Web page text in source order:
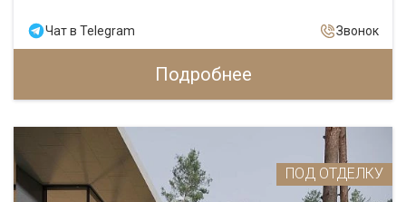
Чат в Telegram Звонок
Подробнее
ПОД ОТДЕЛКУ